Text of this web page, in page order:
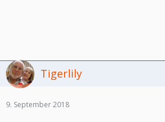
Tigerlily
9. September 2018